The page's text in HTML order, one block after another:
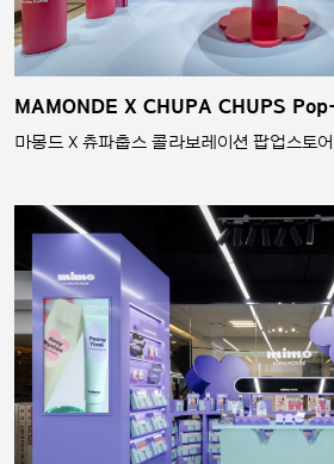
MAMONDE X CHUPA CHUPS
마몽드 X 츄파춥스 콜라보레이션 팝업스토어